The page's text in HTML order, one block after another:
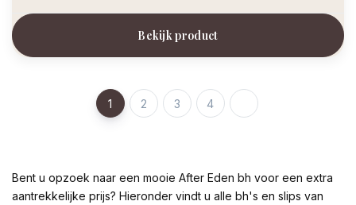
Bekijk product
1 2 3 4
Bent u opzoek naar een mooie After Eden bh voor een extra
aantrekkelijke prijs? Hieronder vindt u alle bh's en slips van